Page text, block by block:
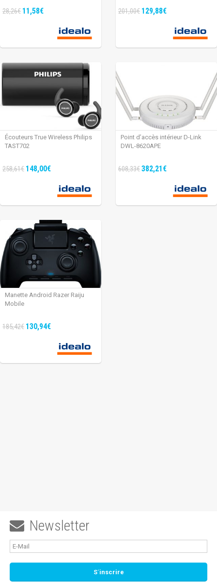
28,26€ 11,58€ 201,00€ 129,88€
Écouteurs True Wireless Philips
TAST702
258,61€ 148,00€
Point d’accès intérieur D-Link
DWL-8620APE
608,33€382,21€
Manette Android Razer Raiju
Mobile
185,42€ 130,94€
 Newsletter